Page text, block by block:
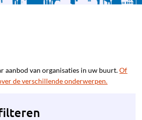
aanbod van organisaties in uw buurt.Of
de verschillende onderwerpen.